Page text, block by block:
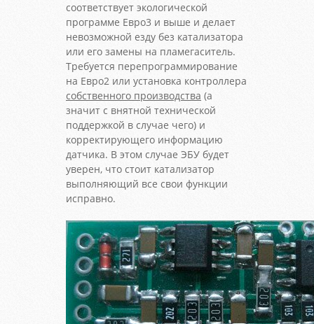
соответствует экологической
программе Евро3 и выше и делает
невозможной езду без катализатора
или его замены на пламегаситель.
Требуется перепрограммирование
на Евро2 или установка контроллера
собственного производства (а
значит с внятной технической
поддержкой в случае чего) и
корректирующего информацию
датчика. В этом случае ЭБУ будет
уверен, что стоит катализатор
выполняющий все свои функции
исправно.